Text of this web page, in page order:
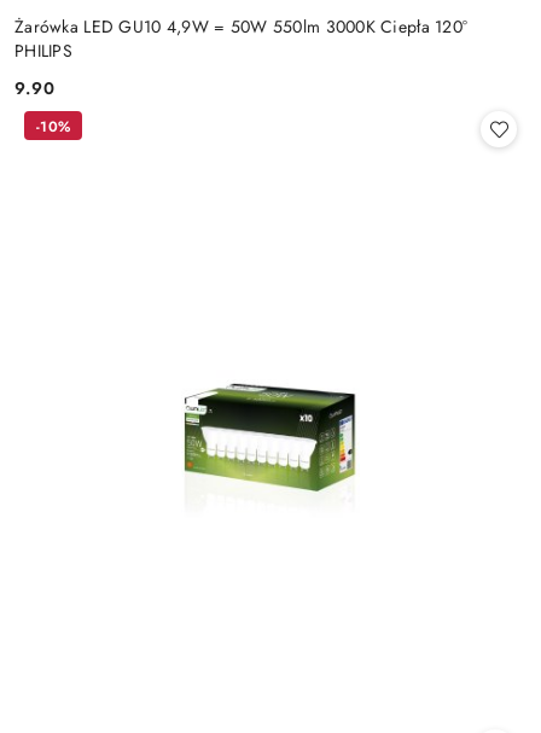
Żarówka LED GU10 4,9W = 50W 550lm 3000K Ciepła 120°
PHILIPS
Cena:
9.90
-10%